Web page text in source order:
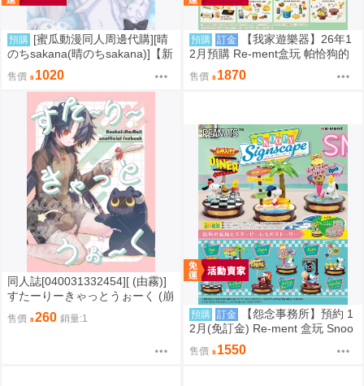
預購 [蜜瓜動漫同人周邊代購][晴
のちsakana(晴のちsakana)]【新
刊セット】dreamin(同人誌)
售價 1020
預購 訂金
【我家遊樂器】26年1
2月預購 Re-ment盒玩 帕恰狗的
鬆軟食譜
售價 1870
同人誌[040031332454][ (由霧)]
すたーりーきゃっとうぉーく (崩
壞星穹鐵道)刃 景元
售價 260 銷量:1 預購 訂金
【怨念事務所】預約 1
2月(免訂金) Re-ment 盒玩 Snoo
py 史努比 街角招牌場景 中盒6入
0823
售價 1550